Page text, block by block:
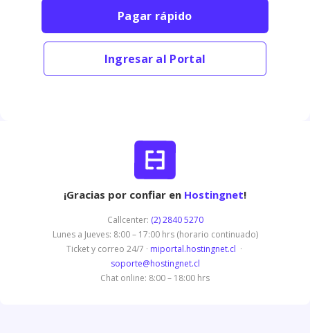
Pagar rápido
Ingresar al Portal
¡Gracias por confiar en Hostingnet!
Callcenter: (2) 2840 5270
Lunes a Jueves: 8:00 – 17:00 hrs (horario continuado)
Ticket y correo 24/7 · miportal.hostingnet.cl ·
soporte@hostingnet.cl
Chat online: 8:00 – 18:00 hrs